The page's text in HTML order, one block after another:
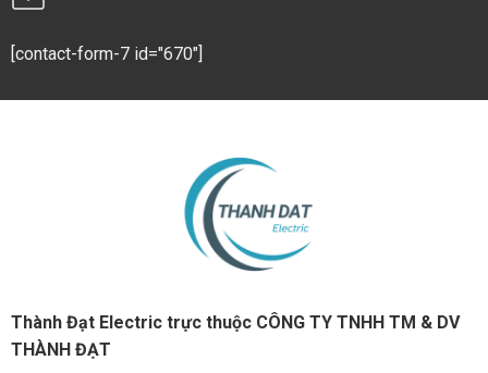
[contact-form-7 id="670"]
Thành Đạt Electric trực thuộc CÔNG TY TNHH TM & DV
THÀNH ĐẠT